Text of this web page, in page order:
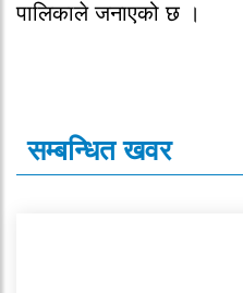
पालिकाले जनाएको छ ।
सम्बन्धित खवर